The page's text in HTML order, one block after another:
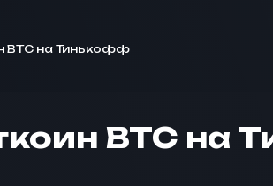
BTC на Тинькофф
BTC на